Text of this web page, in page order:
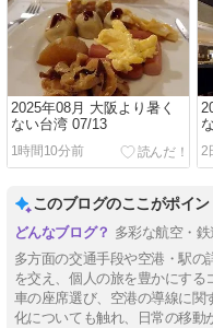
2025年08月 大阪より暑く
ない台湾 07/13
1時間10分前
2
このブログのここがポイン
多彩な航空・
多方面の交通手段や空港・駅
を交え、個人の旅を豊かにする
車の座席選び、空港の導線に関
化についても触れ、日常の移動